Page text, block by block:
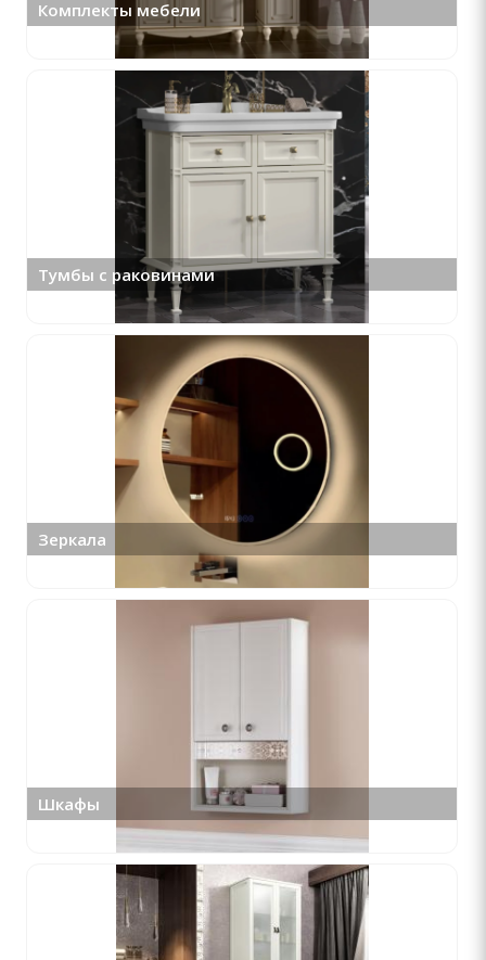
Комплекты мебели
Тумбы с раковинами
Зеркала
Шкафы